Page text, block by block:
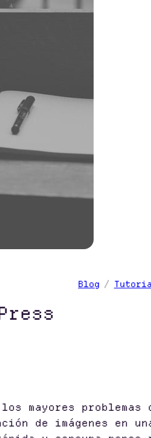
Blog
mayores problemas
de imágenes en